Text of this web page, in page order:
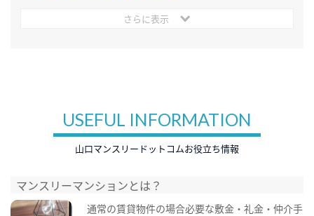
さらに表示
USEFUL INFORMATION
山口マンスリードットコムお役立ち情報
マンスリーマンションとは？
通常の賃貸物件の場合必要な敷金・礼金・仲介手